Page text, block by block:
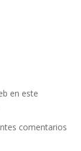
en este
comentarios